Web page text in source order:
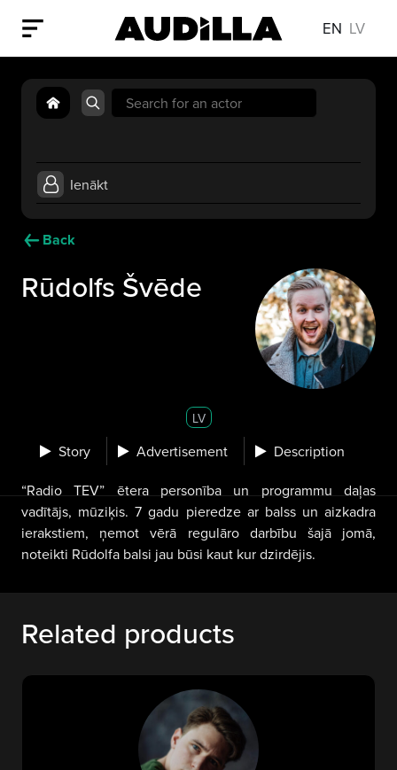
EN LV
Search
for:
Ienākt
Back
Rūdolfs Švēde
LV
Story Advertisement Description
“Radio TEV” ētera personība un programmu daļas
vadītājs, mūziķis. 7 gadu pieredze ar balss un aizkadra
ierakstiem, ņemot vērā regulāro darbību šajā jomā,
noteikti Rūdolfa balsi jau būsi kaut kur dzirdējis.
Related products